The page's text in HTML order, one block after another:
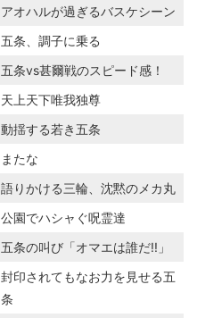
アオハルが過ぎるバスケシーン
五条、調子に乗る
五条vs甚爾戦のスピード感！
天上天下唯我独尊
動揺する若き五条
またな
語りかける三輪、沈黙のメカ丸
公園でハシャぐ呪霊達
五条の叫び「オマエは誰だ!!」
封印されてもなお力を見せる五
条